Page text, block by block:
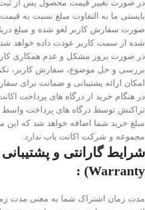
در صورت تغییر قیمت محصول پس از
بایستی ما به التفاوت مبلغ نسبت به
صورت سفارش کاربر لغو شده و مبلغ
شده از سمت کاربر عودت داده خواهد
در صورت بروز مشکل و عدم همکاری
بررسی و حل موضوع، سفارش کاربر،
امکان ارائه پشتیبانی و ضمانت برای
در هنگام خرید از درگاه های پرداخت
تراکنش توسط درگاه های پرداخت واسط
مبلغ خرید شما اضافه خواهد شد که این
مجموعه و شرکت اکانت یاب ندارد.
شرایط گارانتی و
Warranty) :
مدت زمان اشتراک شما به معنی مدت